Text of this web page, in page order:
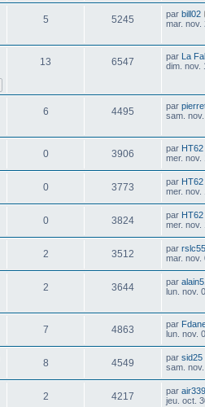
5 5245 par bill02
mar. nov.
13 6547 par La
dim. nov.
6 4495 par
sam.
0 3906 par HT62
mer. nov.
0 3773 par HT62
mer. nov.
0 3824 par HT62
mer. nov.
2 3512 par rslc55
mar. nov.
2 3644 par
lun. nov.
7 4863 par
lun. nov.
8 4549 par sid25
sam.
2 4217 par air339
jeu. oct.